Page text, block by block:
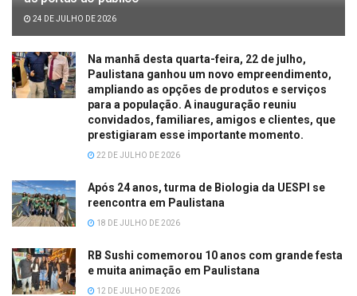
24 DE JULHO DE 2026
Na manhã desta quarta-feira, 22 de julho,
Paulistana ganhou um novo empreendimento,
ampliando as opções de produtos e serviços
para a população. A inauguração reuniu
convidados, familiares, amigos e clientes, que
prestigiaram esse importante momento.
22 DE JULHO DE 2026
Após 24 anos, turma de Biologia da UESPI se
reencontra em Paulistana
18 DE JULHO DE 2026
RB Sushi comemorou 10 anos com grande festa
e muita animação em Paulistana
12 DE JULHO DE 2026